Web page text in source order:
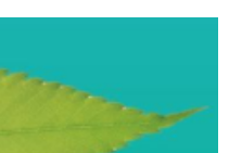
侧重一方面，有的兼而有之，